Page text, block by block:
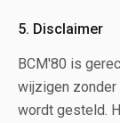
5. Disclaimer
BCM'80 is
wijzigen zonder
wordt gesteld.